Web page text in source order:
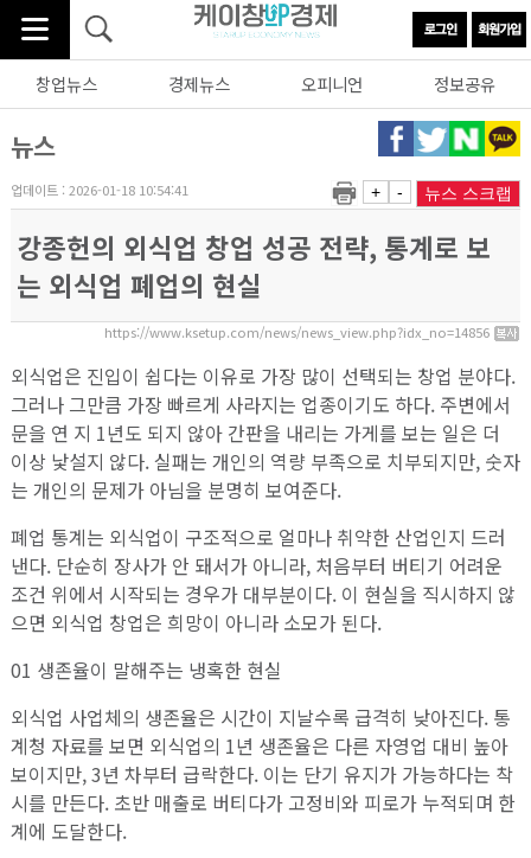
창업뉴스 경제뉴스 오피니언 정보공유
뉴스
업데이트 : 2026-01-18 10:54:41 + - 뉴스 스크랩
강종헌의 외식업 창업 성공 전략, 통계로 보
는 외식업 폐업의 현실
https://www.ksetup.com/news/news_view.php?idx_no=14856
외식업은 진입이 쉽다는 이유로 가장 많이 선택되는 창업 분야다.
그러나 그만큼 가장 빠르게 사라지는 업종이기도 하다. 주변에서
문을 연 지 1년도 되지 않아 간판을 내리는 가게를 보는 일은 더
이상 낯설지 않다. 실패는 개인의 역량 부족으로 치부되지만, 숫자
는 개인의 문제가 아님을 분명히 보여준다.
폐업 통계는 외식업이 구조적으로 얼마나 취약한 산업인지 드러
낸다. 단순히 장사가 안 돼서가 아니라, 처음부터 버티기 어려운
조건 위에서 시작되는 경우가 대부분이다. 이 현실을 직시하지 않
으면 외식업 창업은 희망이 아니라 소모가 된다.
01 생존율이 말해주는 냉혹한 현실
외식업 사업체의 생존율은 시간이 지날수록 급격히 낮아진다. 통
계청 자료를 보면 외식업의 1년 생존율은 다른 자영업 대비 높아
보이지만, 3년 차부터 급락한다. 이는 단기 유지가 가능하다는 착
시를 만든다. 초반 매출로 버티다가 고정비와 피로가 누적되며 한
계에 도달한다.